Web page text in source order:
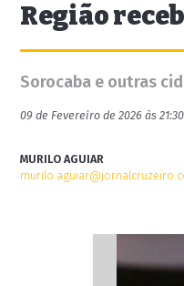
Região
Sorocaba e outras
09 de Fevereiro de 2026 às 21:30
MURILO AGUIAR